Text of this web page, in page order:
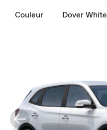
Couleur Dover White